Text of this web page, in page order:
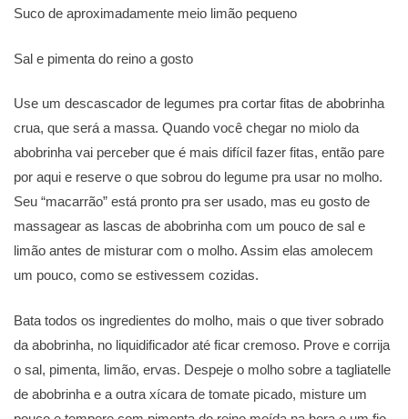
Suco de aproximadamente meio limão pequeno
Sal e pimenta do reino a gosto
Use um descascador de legumes pra cortar fitas de abobrinha
crua, que será a massa. Quando você chegar no miolo da
abobrinha vai perceber que é mais difícil fazer fitas, então pare
por aqui e reserve o que sobrou do legume pra usar no molho.
Seu “macarrão” está pronto pra ser usado, mas eu gosto de
massagear as lascas de abobrinha com um pouco de sal e
limão antes de misturar com o molho. Assim elas amolecem
um pouco, como se estivessem cozidas.
Bata todos os ingredientes do molho, mais o que tiver sobrado
da abobrinha, no liquidificador até ficar cremoso. Prove e corrija
o sal, pimenta, limão, ervas. Despeje o molho sobre a tagliatelle
de abobrinha e a outra xícara de tomate picado, misture um